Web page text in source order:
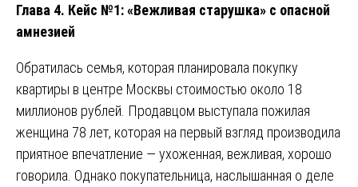
Глава 4. Кейс №1: «Вежливая старушка» с опасной
амнезией
Обратилась семья, которая планировала покупку
квартиры в центре Москвы стоимостью около 18
миллионов рублей. Продавцом выступала пожилая
женщина 78 лет, которая на первый взгляд производила
приятное впечатление — ухоженная, вежливая, хорошо
говорила. Однако покупательница, наслышанная о деле